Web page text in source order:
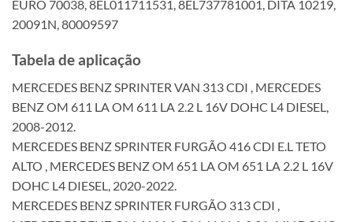
EURO 70038, 8EL011711531, 8EL737781001, DITA 10219,
20091N, 80009597
Tabela de aplicação
MERCEDES BENZ SPRINTER VAN 313 CDI , MERCEDES
BENZ OM 611 LA OM 611 LA 2.2 L 16V DOHC L4 DIESEL,
2008-2012.
MERCEDES BENZ SPRINTER FURGÃO 416 CDI E.L TETO
ALTO , MERCEDES BENZ OM 651 LA OM 651 LA 2.2 L 16V
DOHC L4 DIESEL, 2020-2022.
MERCEDES BENZ SPRINTER FURGÃO 313 CDI ,